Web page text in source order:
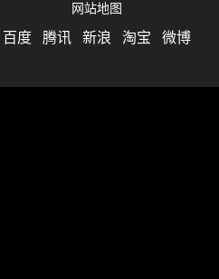
网站地图
百度 腾讯 新浪 淘宝 微博